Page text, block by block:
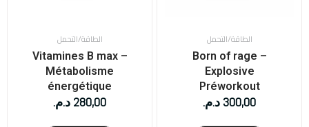
الطاقة/التحمل
Born of rage –
Explosive
Préworkout
300,00د.م.
الطاقة/التحمل
Vitamines B max –
Métabolisme
énergétique
280,00 د.م.